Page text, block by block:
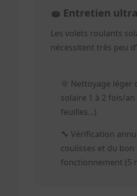
🧽 Entretien
Les volets roulants
nécessitent très peu
🌞 Nettoyage léger
solaire 1 à 2 fois/
feuilles...)
🔧 Vérification
coulisses et du bon
fonctionnement (5